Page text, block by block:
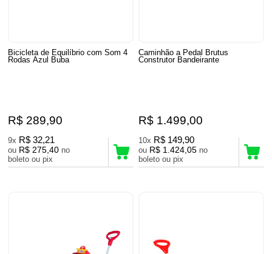
Bicicleta de Equilíbrio com Som 4
Rodas Azul Buba
R$ 289,90
9x R$ 32,21
ou R$ 275,40 no
boleto ou pix
Caminhão a Pedal Brutus
Construtor Bandeirante
R$ 1.499,00
10x R$ 149,90
ou R$ 1.424,05 no
boleto ou pix